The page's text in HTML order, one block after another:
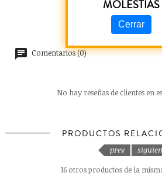
Comentarios (0)
No hay reseñas de clientes en
PRODUCTOS
16 otros productos de la
prev
MOLESTIAS
Cerrar